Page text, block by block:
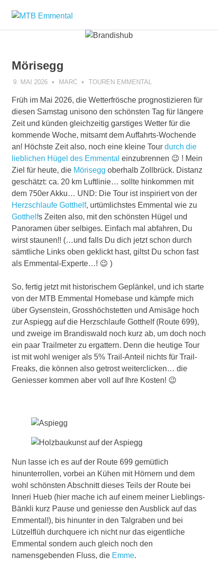
Inhalt
springen
Emmental
Mörisegg
9. MAI 2026 MARC TOUREN EMMENTAL
Früh im Mai 2026, die Wetterfrösche prognostizieren für
diesen Samstag unisono den schönsten Tag für längere
Zeit und künden gleichzeitig garstiges Wetter für die
kommende Woche, mitsamt dem Auffahrts-Wochende
an! Höchste Zeit also, noch eine kleine Tour durch die
lieblichen Hügel des Emmental einzubrennen 😉 ! Mein
Ziel für heute, die Mörisegg oberhalb Zollbrück. Distanz
geschätzt: ca. 20 km Luftlinie… sollte hinkommen mit
dem 750er Akku… UND: Die Tour ist inspiriert von der
Herzschlaufe Gotthelf, urtümlichstes Emmental wie zu
Gotthelfs Zeiten also, mit den schönsten Hügel und
Panoramen über selbiges. Einfach mal abfahren, Du
wirst staunen!! (…und falls Du dich jetzt schon durch
sämtliche Links oben geklickt hast, giltst Du schon fast
als Emmental-Experte…! 😉 )
So, fertig jetzt mit historischem Geplänkel, und ich starte
von der MTB Emmental Homebase und kämpfe mich
über Gysenstein, Grosshöchstetten und Arnisäge hoch
zur Aspiegg auf die Herzschlaufe Gotthelf (Route 699),
und zweige im Brandiswald noch kurz ab, um doch noch
ein paar Trailmeter zu ergattern. Denn die heutige Tour
ist mit wohl weniger als 5% Trail-Anteil nichts für Trail-
Freaks, die können also getrost weiterclicken… die
Geniesser kommen aber voll auf Ihre Kosten! 😉
Nun lasse ich es auf der Route 699 gemütlich
hinunterrollen, vorbei an Kühen mit Hörnern und dem
wohl schönsten Abschnitt dieses Teils der Route bei
Inneri Hueb (hier mache ich auf einem meiner Lieblings-
Bänkli kurz Pause und geniesse den Ausblick auf das
Emmental!), bis hinunter in den Talgraben und bei
Lützelflüh durchquere ich nicht nur das eigentliche
Emmental sondern auch gleich noch den
namensgebenden Fluss, die Emme.